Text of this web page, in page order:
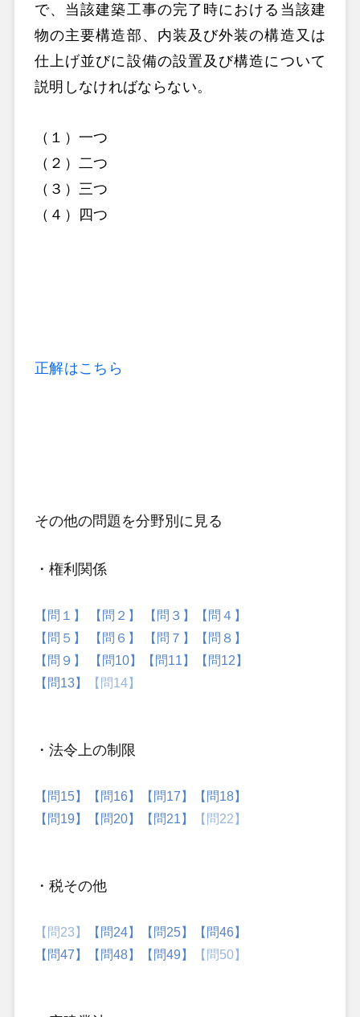
で、当該建築工事の完了時における当該建
物の主要構造部、内装及び外装の構造又は
仕上げ並びに設備の設置及び構造について
説明しなければならない。
（１）一つ
（２）二つ
（３）三つ
（４）四つ
正解はこちら
その他の問題 を分野別に見る
・権利関係
【問１】 【問２】 【問３】
【問４】
【問５】
【問６】 【問７】
【問８】
【問９】
【問10】 【問11】
【問12】
【問13】
【問14】
・法令上の制限
【問15】 【問16】 【問17】
【問18】
【問19】
【問20】 【問21】 【問22】
・税その他
【問23】 【問24】 【問25】
【問46】
【問47】
【問48】 【問49】 【問50】